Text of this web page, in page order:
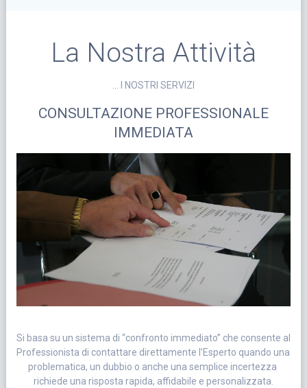
La Nostra Attività
… I NOSTRI SERVIZI
CONSULTAZIONE PROFESSIONALE
IMMEDIATA
Si basa su un sistema di “confronto immediato” che consente al
Professionista di contattare direttamente l’Esperto quando una
problematica, un dubbio o anche una semplice incertezza
richiede una risposta rapida, affidabile e personalizzata.